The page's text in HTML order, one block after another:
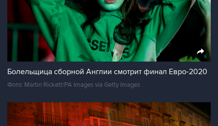
Болельщица сборной Англии смотрит финал Евро-2020
Фото: Martin Rickett/PA Images via Getty Images